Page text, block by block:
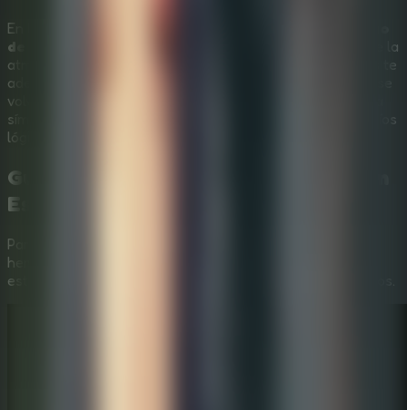
En lugar de basarse solo en sustos repentinos, este
de escape online gratis
construye su terror a través de la
atmósfera y el diseño de puzles inteligentes. Cuanto más te
adentres en el laberinto de habitaciones, más retorcidas se
volverán las pistas, obligándote a prestar atención a cada
símbolo y sonido. Es la mezcla perfecta de horror y desafíos
lógicos para quienes buscan adrenalina.
Guía en Vídeo:
Escape
Para ayudarte a superar
hemos preparado un vídeo paso a paso que muestra las
estrategias más eficientes para resolver todos los acertijos.